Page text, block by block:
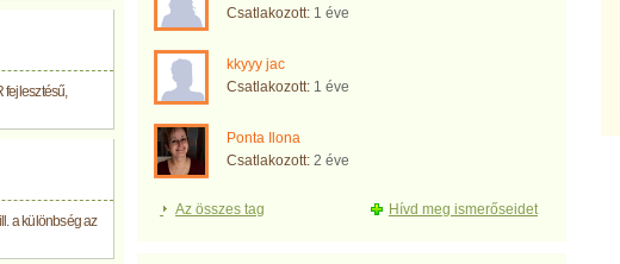
fejlesztésű,
a különbség az
Csatlakozott: 1 éve
kkyyy jac
Csatlakozott: 1 éve
Ponta Ilona
Csatlakozott: 2 éve
Az összes tag Hívd meg ismerőseidet